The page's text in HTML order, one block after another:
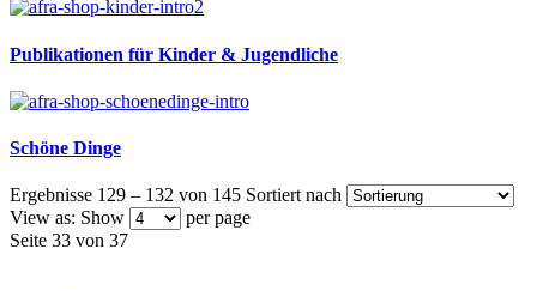
Publikationen für Kinder & Jugendliche
Schöne Dinge
Ergebnisse 129 – 132 von 145 Sortiert nach
View as: Show
per page
Seite 33 von 37